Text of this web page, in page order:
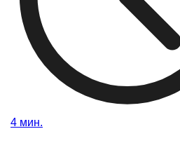
4 мин.